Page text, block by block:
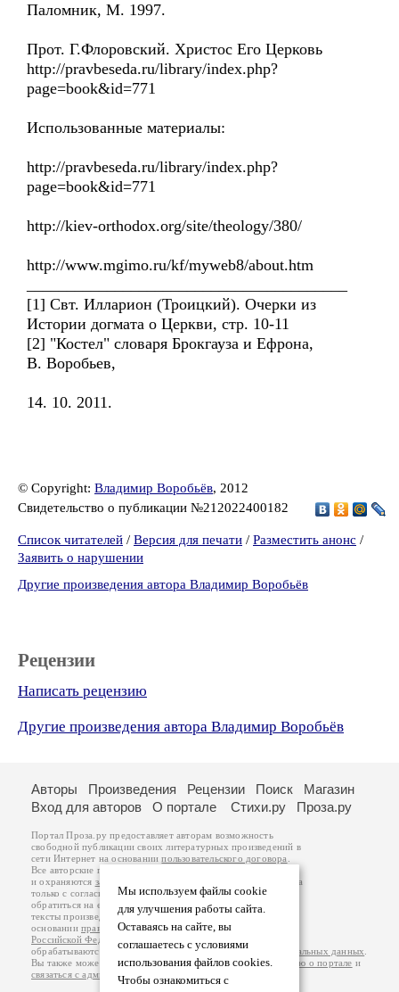
Паломник, М. 1997.
Прот. Г.Флоровский. Христос Его Церковь
http://pravbeseda.ru/library/index.php?
page=book&id=771
Использованные материалы:
http://pravbeseda.ru/library/index.php?
page=book&id=771
http://kiev-orthodox.org/site/theology/380/
http://www.mgimo.ru/kf/myweb8/about.htm
[1] Свт. Илларион (Троицкий). Очерки из
Истории догмата о Церкви, стр. 10-11
[2] "Костел" словаря Брокгауза и Ефрона,
В. Воробьев,
14. 10. 2011.
© Copyright: Владимир Воробьёв, 2012
Свидетельство о публикации №212022400182
Список читателей / Версия для печати / Разместить анонс /
Заявить о нарушении
Другие произведения автора Владимир Воробьёв
Рецензии
Написать рецензию
Другие произведения автора Владимир Воробьёв
Мы используем файлы cookie
для улучшения работы сайта.
Оставаясь на сайте, вы
соглашаетесь с условиями
использования файлов cookies.
Чтобы ознакомиться с
Авторы Произведения Рецензии Поиск
Магазин
Вход для авторов
О портале Стихи.ру Проза.ру
Портал Проза.ру предоставляет авторам возможность
свободной публикации своих литературных произведений в
сети Интернет на основаниипользовательского договора
Все авторские права на произведения принадлежат авторам
и охраняются законом
. Перепечатка произведений возможна
только с согласия его автора, к которому вы можете
обратиться на его авторской странице. Ответственность за
тексты произведений авторы несут самостоятельно на
основанииправил публикацииизаконодательства
Российской Федерации
обрабатываются на основанииПолитики обработки персональных данных
Вы также можете посмотреть более подробнуюинформацию о портале и
связаться с администрацией